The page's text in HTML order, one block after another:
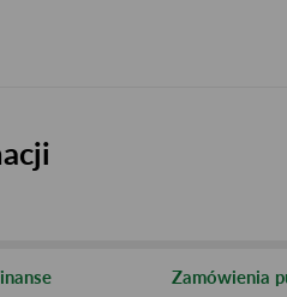
Zamówienia